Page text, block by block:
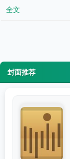
全文
封面推荐